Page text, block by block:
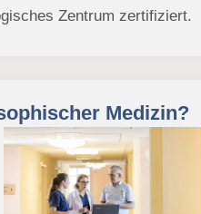
Zentrum zertifiziert.
Medizin?